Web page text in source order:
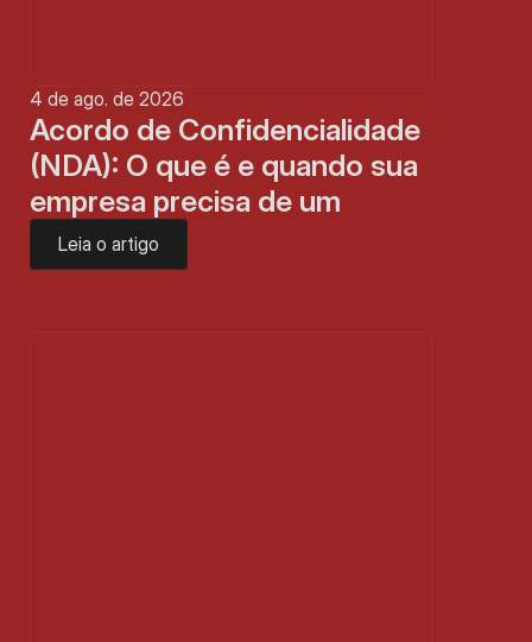
4 de ago. de 2026
Acordo de Confidencialidade
(NDA): O que é e quando sua
empresa precisa de um
Leia o artigo